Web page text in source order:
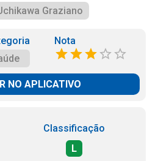
Graziano
Nota
NO APLICATIVO
Classificação
L